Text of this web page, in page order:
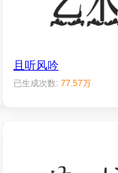
且听风吟
已生成次数: 77.57万